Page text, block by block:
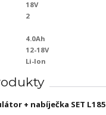
18V
2
4.0Ah
12-18V
Li-Ion
+ nabíječka SET